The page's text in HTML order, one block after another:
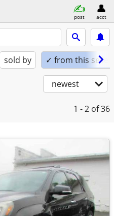
post acct
sold by ✓ from this seller
newest
1 - 2 of 36